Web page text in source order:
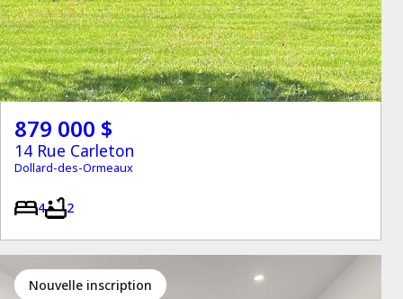
879 000 $
14 Rue Carleton
Dollard-des-Ormeaux
4 2
Nouvelle inscription